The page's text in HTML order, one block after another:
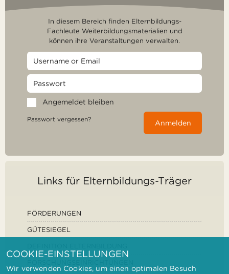
In diesem Bereich finden Elternbildungs-
Fachleute Weiterbildungsmaterialien und
können ihre Veranstaltungen verwalten.
Angemeldet bleiben
Passwort vergessen? Anmelden
Links für Elternbildungs-Träger
FÖRDERUNGEN
GÜTESIEGEL
COOKIE-EINSTELLUNGEN
Wir verwenden Cookies, um einen optimalen Besuch